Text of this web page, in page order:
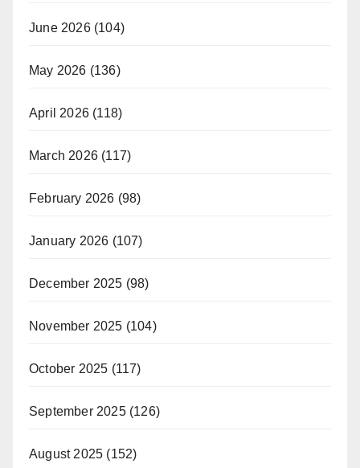
June 2026(104)
May 2026 (136)
April 2026 (118)
March 2026 (117)
February 2026 (98)
January 2026 (107)
December 2025 (98)
November 2025 (104)
October 2025 (117)
September 2025(126)
August 2025 (152)